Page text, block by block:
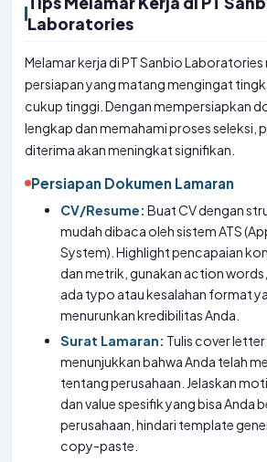
Laboratories
Melamar kerja di PT Sanbio
persiapan yang matang mengingat
cukup tinggi. Dengan mempersiapkan
lengkap dan memahami proses seleksi,
diterima akan meningkat signifikan.
Persiapan Dokumen Lamaran
CV/Resume: Buat CV dengan
mudah dibaca oleh sistem ATS
System). Highlight pencapaian
dan metrik, gunakan action
ada typo atau kesalahan format
menurunkan kredibilitas Anda.
Surat Lamaran: Tulis cover
menunjukkan bahwa Anda telah
tentang perusahaan. Jelaskan
dan value spesifik yang bisa Anda
perusahaan, hindari template
copy-paste.